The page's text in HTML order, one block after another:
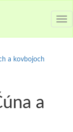
a kovbojoch
a